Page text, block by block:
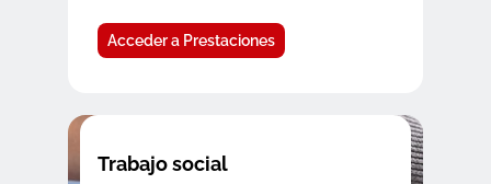
Acceder a Prestaciones
Trabajo social